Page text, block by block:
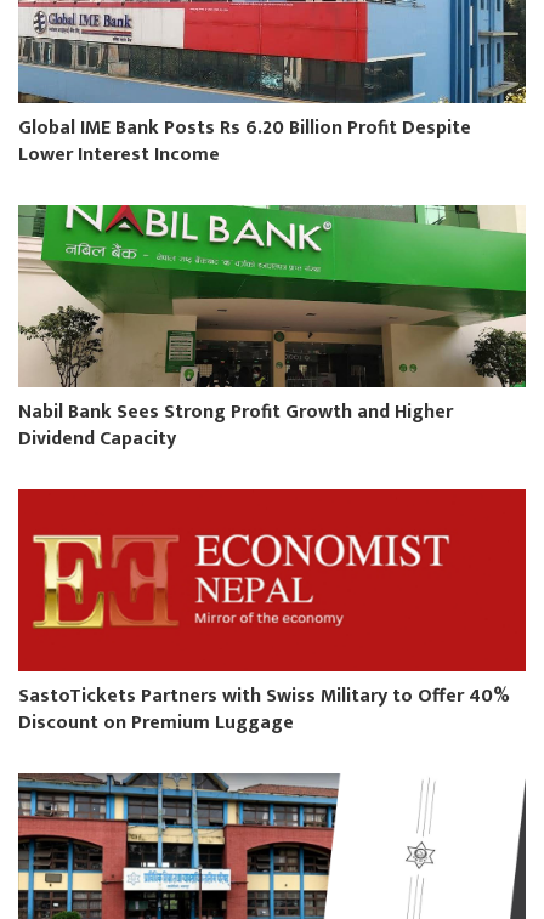
Global IME Bank Posts Rs 6.20 Billion Profit Despite
Lower Interest Income
Nabil Bank Sees Strong Profit Growth and Higher
Dividend Capacity
SastoTickets Partners with Swiss Military to Offer 40%
Discount on Premium Luggage